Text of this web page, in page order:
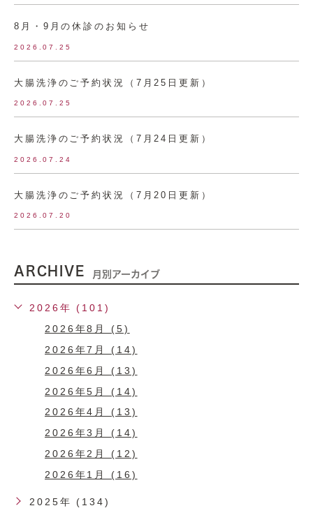
8月・9月の休診のお知らせ
2026.07.25
大腸洗浄のご予約状況（7月25日更新）
2026.07.25
大腸洗浄のご予約状況（7月24日更新）
2026.07.24
大腸洗浄のご予約状況（7月20日更新）
2026.07.20
ARCHIVE 月別アーカイブ
2026年 (101)
2026年8月 (5)
2026年7月 (14)
2026年6月 (13)
2026年5月 (14)
2026年4月 (13)
2026年3月 (14)
2026年2月 (12)
2026年1月 (16)
2025年 (134)